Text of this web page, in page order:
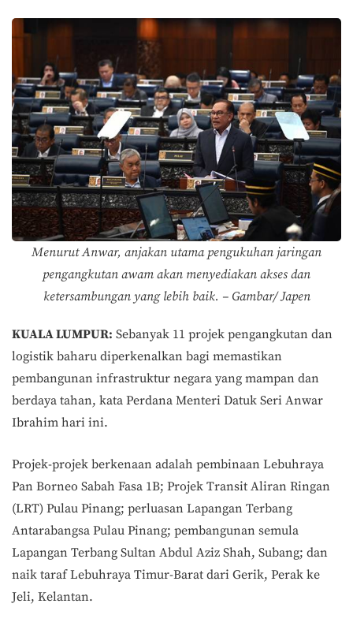
Menurut Anwar, anjakan utama pengukuhan jaringan
pengangkutan awam akan menyediakan akses dan
ketersambungan yang lebih baik. – Gambar/ Japen
KUALA LUMPUR: Sebanyak 11 projek pengangkutan dan
logistik baharu diperkenalkan bagi memastikan
pembangunan infrastruktur negara yang mampan dan
berdaya tahan, kata Perdana Menteri Datuk Seri Anwar
Ibrahim hari ini.
Projek-projek berkenaan adalah pembinaan Lebuhraya
Pan Borneo Sabah Fasa 1B; Projek Transit Aliran Ringan
(LRT) Pulau Pinang; perluasan Lapangan Terbang
Antarabangsa Pulau Pinang; pembangunan semula
Lapangan Terbang Sultan Abdul Aziz Shah, Subang; dan
naik taraf Lebuhraya Timur-Barat dari Gerik, Perak ke
Jeli, Kelantan.